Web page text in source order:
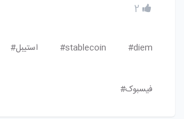
2
diem#
stablecoin# استیبل#
فیسبوک#